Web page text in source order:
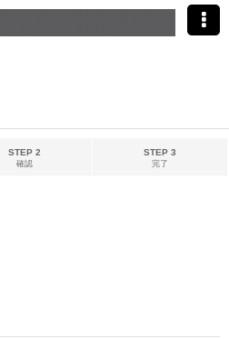
STEP 2
確認
STEP 3
完了